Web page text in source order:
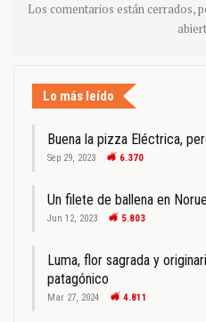
Los comentarios están cerrados,
Lo más leído
Buena la pizza Eléctrica,
Sep 29, 2023 6.370
Un filete de ballena en
Jun 12, 2023 5.803
Luma, flor sagrada y
patagónico
Mar 27, 2024 4.811